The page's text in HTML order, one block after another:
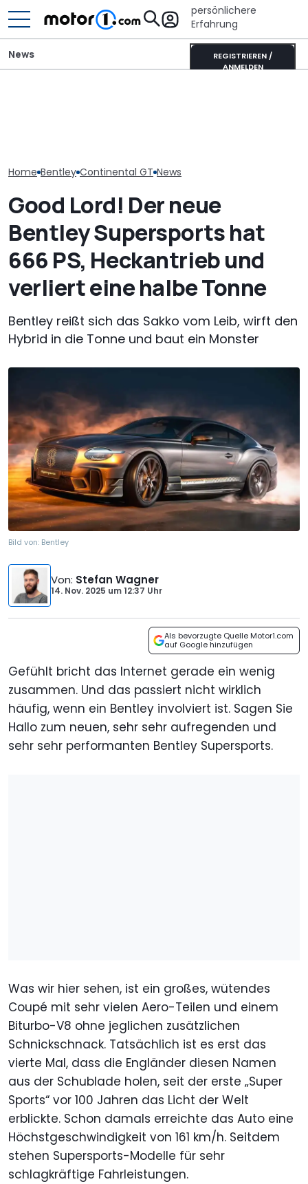
persönlichere
Erfahrung
REGISTRIEREN /
ANMELDEN
News
Home Bentley Continental GT News
Good Lord! Der neue
Bentley Supersports hat
666 PS, Heckantrieb und
verliert eine halbe Tonne
Bentley reißt sich das Sakko vom Leib, wirft den
Hybrid in die Tonne und baut ein Monster
Bild von: Bentley
Von: Stefan Wagner
14. Nov. 2025 um12:37 Uhr
Als bevorzugte Quelle Motor1.com
auf Google hinzufügen
Gefühlt bricht das Internet gerade ein wenig
zusammen. Und das passiert nicht wirklich
häufig, wenn ein Bentley involviert ist. Sagen Sie
Hallo zum neuen, sehr sehr aufregenden und
sehr sehr performanten Bentley Supersports.
Was wir hier sehen, ist ein großes, wütendes
Coupé mit sehr vielen Aero-Teilen und einem
Biturbo-V8 ohne jeglichen zusätzlichen
Schnickschnack. Tatsächlich ist es erst das
vierte Mal, dass die Engländer diesen Namen
aus der Schublade holen, seit der erste „Super
Sports“ vor 100 Jahren das Licht der Welt
erblickte. Schon damals erreichte das Auto eine
Höchstgeschwindigkeit von 161 km/h. Seitdem
stehen Supersports-Modelle für sehr
schlagkräftige Fahrleistungen.